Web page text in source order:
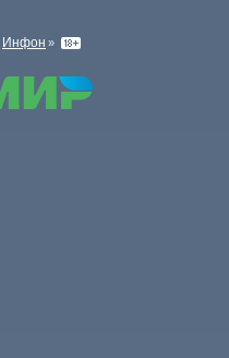
Инфон »